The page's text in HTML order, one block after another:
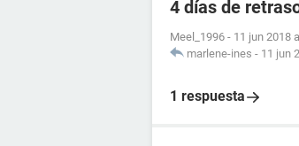
4 días de
Meel_1996 - 11 jun 2018
marlene-ines - 11 jun
1 respuesta